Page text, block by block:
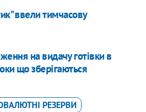
ввели тимчасову
на видачу готівки в
що зберігаються
РЕЗЕРВИ